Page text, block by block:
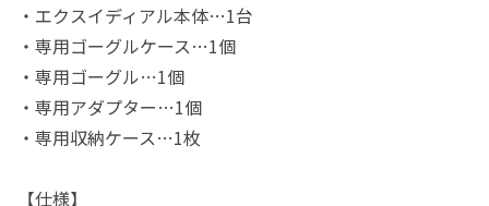
・エクスイディアル本体…1台
・専用ゴーグルケース…1個
・専用ゴーグル…1個
・専用アダプター…1個
・専用収納ケース…1枚
【仕様】